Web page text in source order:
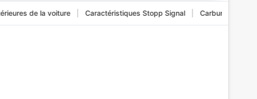
de la voiture | Caractéristiques Stopp Signal | Carburant pour